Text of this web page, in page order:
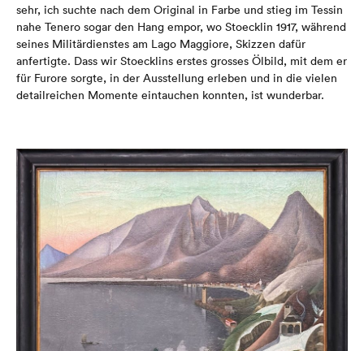
sehr, ich suchte nach dem Original in Farbe und stieg im Tessin
nahe Tenero sogar den Hang empor, wo Stoecklin 1917, während
seines Militärdienstes am Lago Maggiore, Skizzen dafür
anfertigte. Dass wir Stoecklins erstes grosses Ölbild, mit dem er
für Furore sorgte, in der Ausstellung erleben und in die vielen
detailreichen Momente eintauchen konnten, ist wunderbar.